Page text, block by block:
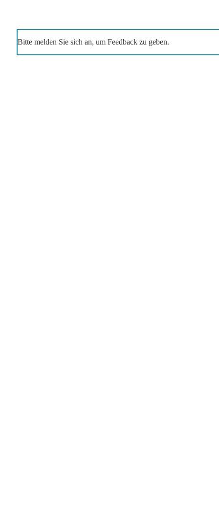
Bitte melden Sie sich an, um Feedback zu geben.